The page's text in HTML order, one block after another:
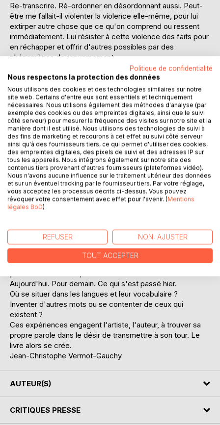
Re-transcrire. Ré-ordonner en désordonnant aussi. Peut-
être me fallait-il violenter la violence elle-même, pour lui
extirper autre chose que ce qu'on comprend ou ressent
immédiatement. Lui résister à cette violence des faits pour
en réchapper et offrir d'autres possibles par des
phénomènes de renversement.
Tout au long du travail qui a commencé en 1994, ce furent
tour à tour ou parallèlement, la Yougoslavie, le Rwanda,
l'Algérie et beaucoup d’autres événements. Il s'est agi de
re-transcrire les perceptions de toutes ces réalités
mêlées, mêlées aussi avec ma propre histoire, soit tout ce
qui se passe dans la vie de chacun en fonction de ses
activités physiques et psychiques. Ça s'entrecroise. C'est
en mouvement. C'est un mouvement incessant
d'affleurements et de retraits.
Chris Meunier
De ce temps-là à ce temps-ci le livre se déplie, s'invente,
s'architecture.
Cinquante-deux livrets composent VOIES ACCORES,
correspondant aux cinquante-deux semaines d'une année.
l'Histoire, le récit, le témoignage, l'actualité, le poème, la
photographie se frottent, se superposent, se font face, se
questionnent. Un cénotaphe où l'excès de ténèbres et
l'excès de lumières provoque les yeux, la tête, les
Aujourd'hui. Pour demain. Ce qui s'est passé hier.
Où se situer dans les langues et leur vocabulaire ?
Inventer d'autres mots ou se contenter de ceux qui
existent ?
Ces expériences engagent l'artiste, l'auteur, à trouver sa
propre parole dans le désir de transmettre à son tour. Le
livre alors se crée.
Jean-Christophe Vermot-Gauchy
AUTEUR(S)
CRITIQUES PRESSE
Politique de confidentialité
Nous respectons la protection des données
Nous utilisons des cookies et des technologies similaires sur notre
site web. Certains d'entre eux sont essentiels et techniquement
nécessaires. Nous utilisons également des méthodes d'analyse (par
exemple des cookies ou des empreintes digitales, ainsi que le suivi
côté serveur) pour mesurer la fréquence des visites sur notre site et la
manière dont il est utilisé. Nous utilisons des technologies de suivi à
des fins de marketing et recourons à cet effet au suivi côté serveur
ainsi qu'à des fournisseurs tiers, ce qui permet d'utiliser des cookies,
des empreintes digitales, des pixels de suivi et des adresses IP sur
tous les appareils. Nous intégrons également sur notre site des
contenus tiers provenant d'autres fournisseurs (plateformes vidéo).
Nous n'avons aucune influence sur le traitement ultérieur des données
et sur un éventuel tracking par le fournisseur tiers. Par votre réglage,
vous acceptez les processus décrits ci-dessus. Vous pouvez
révoquer votre consentement avec effet pour l'avenir. (Mentions
légales BoD)
REFUSER NON, AJUSTER
TOUT ACCEPTER